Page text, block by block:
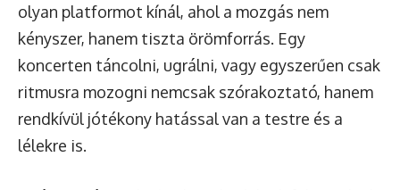
olyan platformot kínál, ahol a mozgás nem
kényszer, hanem tiszta örömforrás. Egy
koncerten táncolni, ugrálni, vagy egyszerűen csak
ritmusra mozogni nemcsak szórakoztató, hanem
rendkívül jótékony hatással van a testre és a
lélekre is.